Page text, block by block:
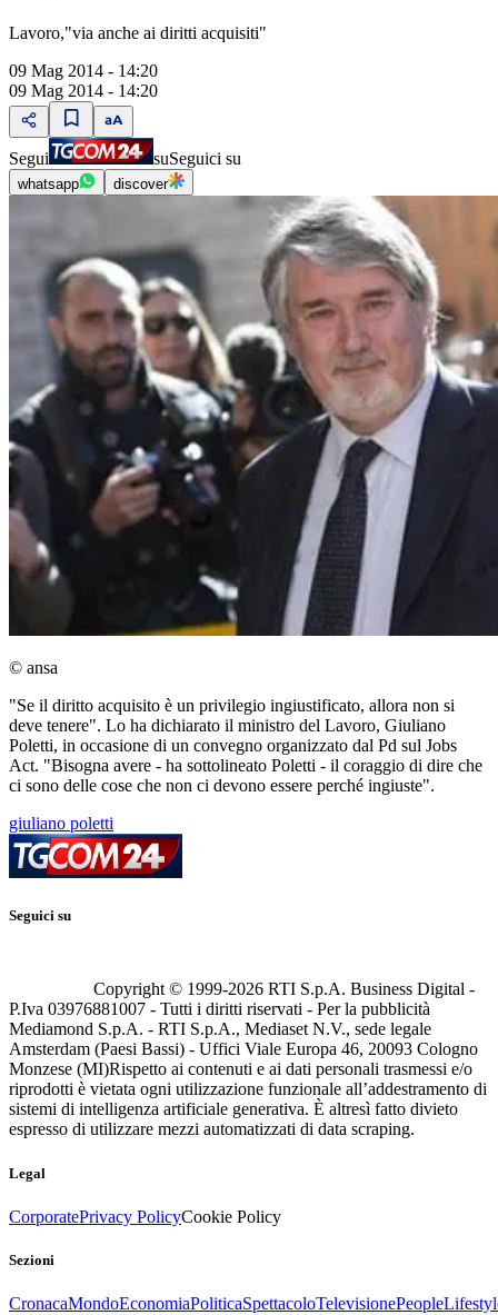
Lavoro,"via anche ai diritti acquisiti"
09 Mag 2014 - 14:20
09 Mag 2014 - 14:20
Segui suSeguici su
whatsapp discover
© ansa
"Se il diritto acquisito è un privilegio ingiustificato, allora non si
deve tenere". Lo ha dichiarato il ministro del Lavoro, Giuliano
Poletti, in occasione di un convegno organizzato dal Pd sul Jobs
Act. "Bisogna avere - ha sottolineato Poletti - il coraggio di dire che
ci sono delle cose che non ci devono essere perché ingiuste".
giuliano poletti
Seguici su
Copyright © 1999-2026 RTI S.p.A. Business Digital -
P.Iva 03976881007 - Tutti i diritti riservati - Per la pubblicità
Mediamond S.p.A. - RTI S.p.A., Mediaset N.V., sede legale
Amsterdam (Paesi Bassi) - Uffici Viale Europa 46, 20093 Cologno
Monzese (MI)Rispetto ai contenuti e ai dati personali trasmessi e/o
riprodotti è vietata ogni utilizzazione funzionale all’addestramento di
sistemi di intelligenza artificiale generativa. È altresì fatto divieto
espresso di utilizzare mezzi automatizzati di data scraping.
Legal
CorporatePrivacy PolicyCookie Policy
Sezioni
CronacaMondoEconomiaPoliticaSpettacoloTelevisionePeople